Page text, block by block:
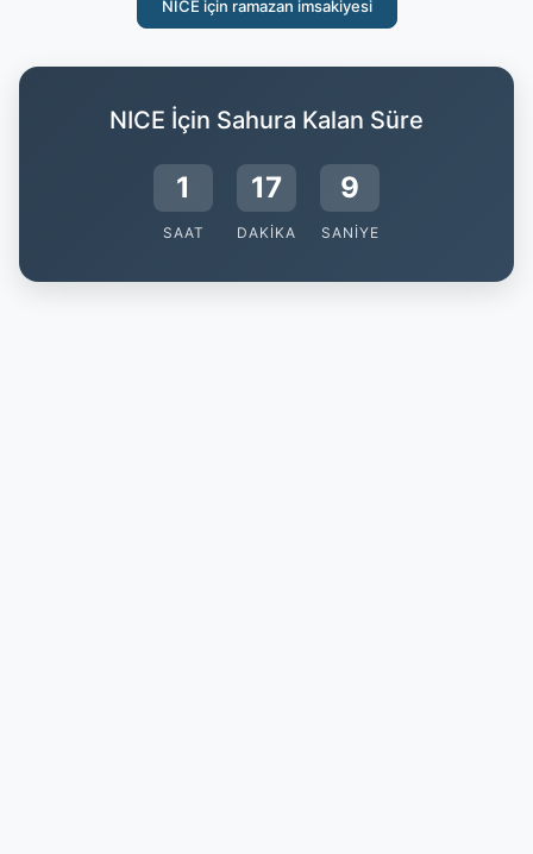
NICE için ramazan imsakiyesi
NICE İçin Sahura Kalan Süre
1
SAAT
17
DAKIKA
9
SANIYE